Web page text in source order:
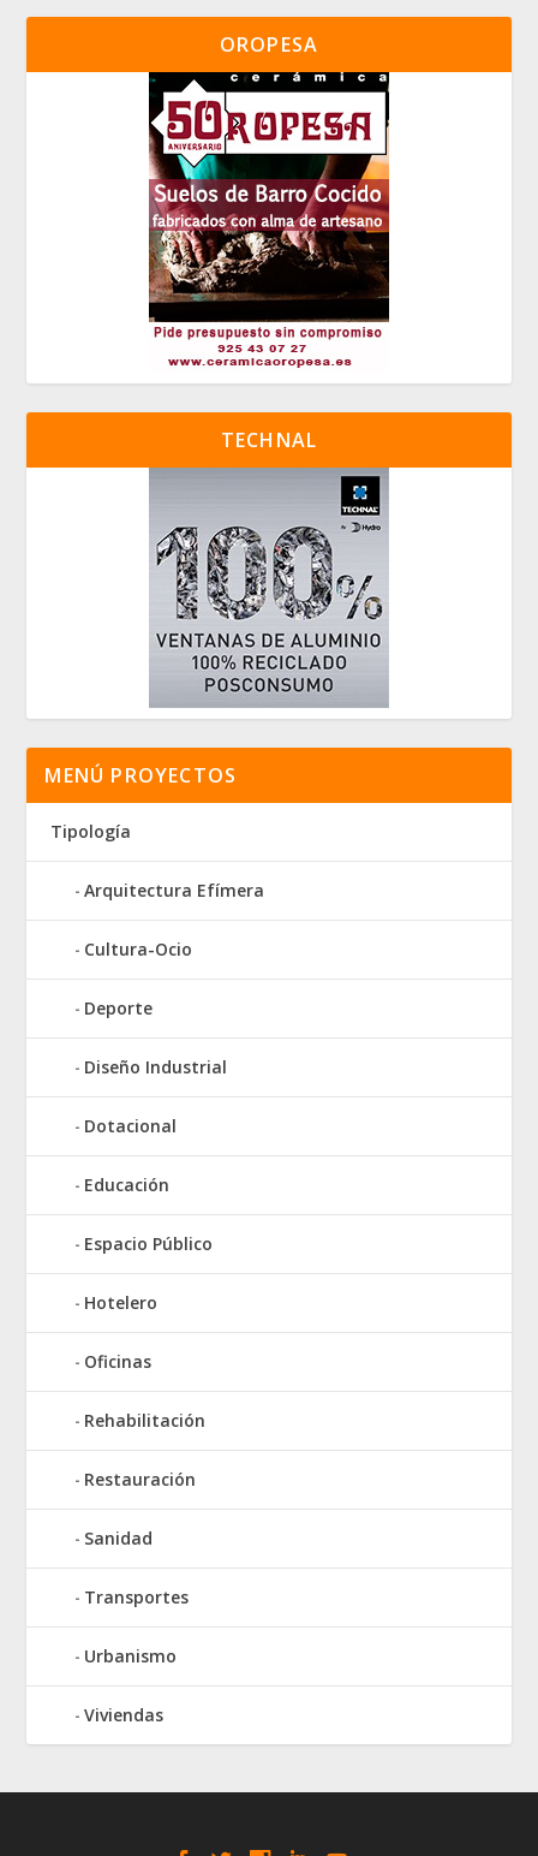
OROPESA
TECHNAL
MENÚ PROYECTOS
Tipología
Arquitectura Efímera
Cultura-Ocio
Deporte
Diseño Industrial
Dotacional
Educación
Espacio Público
Hotelero
Oficinas
Rehabilitación
Restauración
Sanidad
Transportes
Urbanismo
Viviendas